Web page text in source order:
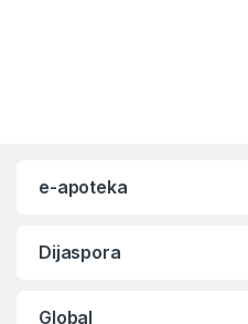
e-apoteka
Dijaspora
Global